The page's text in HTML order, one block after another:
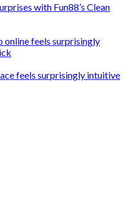
with Fun88’s Clean
online feels surprisingly
feels surprisingly intuitive